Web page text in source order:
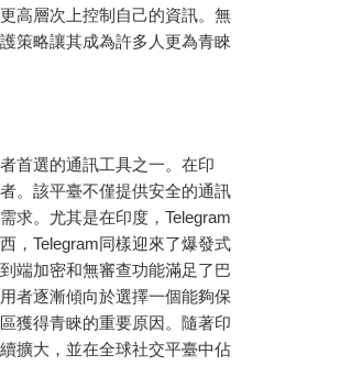
高層次上控制自己的資訊。無
策略讓其成為許多人更為青睞
首選的通訊工具之一。在印
。該平臺不僅提供安全的通訊
求。尤其是在印度，Telegram
，Telegram同樣迎來了爆發式
端加密和無審查功能滿足了巴
者逐漸傾向於選擇一個能夠保
獲得青睞的重要原因。隨著印
擴大，並在全球社交平臺中佔